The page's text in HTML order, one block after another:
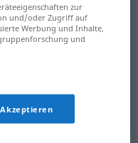
zur
und/oder Zugriff auf
Werbung und Inhalte,
und
Akzeptieren